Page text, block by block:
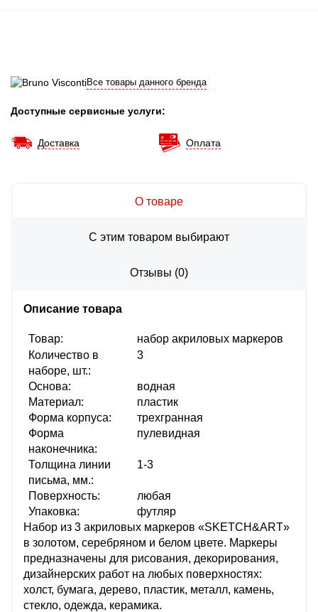
Все товары данного бренда
Доступные сервисные услуги:
Доставка Оплата
О товаре
С этим товаром выбирают
Отзывы (0)
Описание товара
Товар:
набор акриловых маркеров
Количество в
наборе, шт.:
3
Основа:
водная
Материал:
пластик
Форма корпуса:
трехгранная
Форма
наконечника:
пулевидная
Толщина линии
письма, мм.:
1-3
Поверхность:
любая
Упаковка:
футляр
Набор из 3 акриловых маркеров «SKETCH&ART»
в золотом, серебряном и белом цвете. Маркеры
предназначены для рисования, декорирования,
дизайнерских работ на любых поверхностях:
холст, бумага, дерево, пластик, металл, камень,
стекло, одежда, керамика.